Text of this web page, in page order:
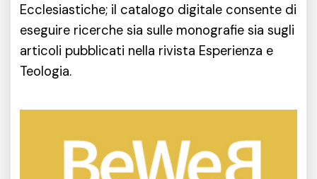
Ecclesiastiche; il catalogo digitale consente di
eseguire ricerche sia sulle monografie sia sugli
articoli pubblicati nella rivista Esperienza e
Teologia.